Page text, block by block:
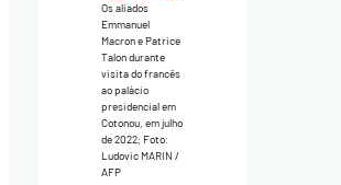
Os aliados
Emmanuel
Macron e Patrice
Talon durante
visita do francês
ao palácio
presidencial em
Cotonou, em julho
de 2022; Foto:
Ludovic MARIN /
AFP